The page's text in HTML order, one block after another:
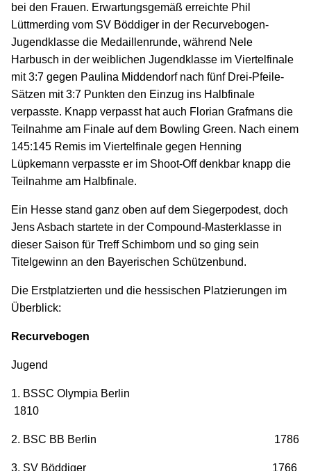
bei den Frauen. Erwartungsgemäß erreichte Phil
Lüttmerding vom SV Böddiger in der Recurvebogen-
Jugendklasse die Medaillenrunde, während Nele
Harbusch in der weiblichen Jugendklasse im Viertelfinale
mit 3:7 gegen Paulina Middendorf nach fünf Drei-Pfeile-
Sätzen mit 3:7 Punkten den Einzug ins Halbfinale
verpasste. Knapp verpasst hat auch Florian Grafmans die
Teilnahme am Finale auf dem Bowling Green. Nach einem
145:145 Remis im Viertelfinale gegen Henning
Lüpkemann verpasste er im Shoot-Off denkbar knapp die
Teilnahme am Halbfinale.
Ein Hesse stand ganz oben auf dem Siegerpodest, doch
Jens Asbach startete in der Compound-Masterklasse in
dieser Saison für Treff Schimborn und so ging sein
Titelgewinn an den Bayerischen Schützenbund.
Die Erstplatzierten und die hessischen Platzierungen im
Überblick:
Recurvebogen
Jugend
1. BSSC Olympia Berlin
1810
2. BSC BB Berlin 1786
3. SV Böddiger 1766